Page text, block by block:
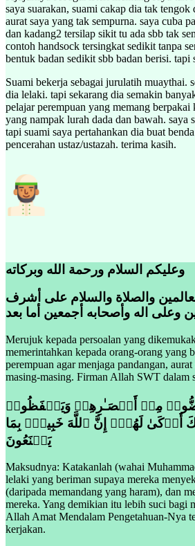
saya suarakan, suami cakap dia tak tengok
aurat saya yang tak sempurna. saya cuba
dan kadang2 tersilap sikit tu ada sbb tak
contoh handsock tersingkat sedikit tanpa
bentuk badan sedikit sbb badan berisi. tapi
Suami bekerja sebagai jurulatih muaythai.
dia lelaki. tapi sekarang dia semakin
pelajar perempuan yang memang berpakai
yang nampak lurah dada dan bawah. saya
tapi suami saya pertahankan dia buat
pencerahan ustaz/ustazah. terima kasih.
وعليكم السلام ورحمة الله وبركاته
والصلاة والسلام على أشرف
وعلى اله وأصحابه أجمعين أما بعد
Merujuk kepada persoalan yang
memerintahkan kepada orang-orang yang
perempuan agar menjaga pandangan,
masing-masing. Firman Allah SWT dalam
مِنۡ أَبۡصَـٰرِهِمۡ وَیَحۡفَظُوا۟
أَزۡكَىٰ لَهُمۡۚ إِنَّ ٱللَّهَ خَبِیرُۢ بِمَا
یَصۡنَعُونَ
Maksudnya: Katakanlah (wahai
lelaki yang beriman supaya mereka
(daripada memandang yang haram), dan
mereka. Yang demikian itu lebih suci bagi
Allah Amat Mendalam Pengetahuan-Nya
kerjakan.